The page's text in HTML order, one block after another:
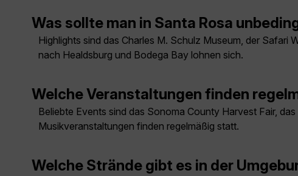
Was sollte man in Santa Rosa
Highlights sind das Charles M. Schulz Museum, der Safari
nach Healdsburg und Bodega Bay lohnen sich.
Welche Veranstaltungen finden
Beliebte Events sind das Sonoma County Harvest Fair,
Musikveranstaltungen finden regelmäßig statt.
Welche Strände gibt es in der